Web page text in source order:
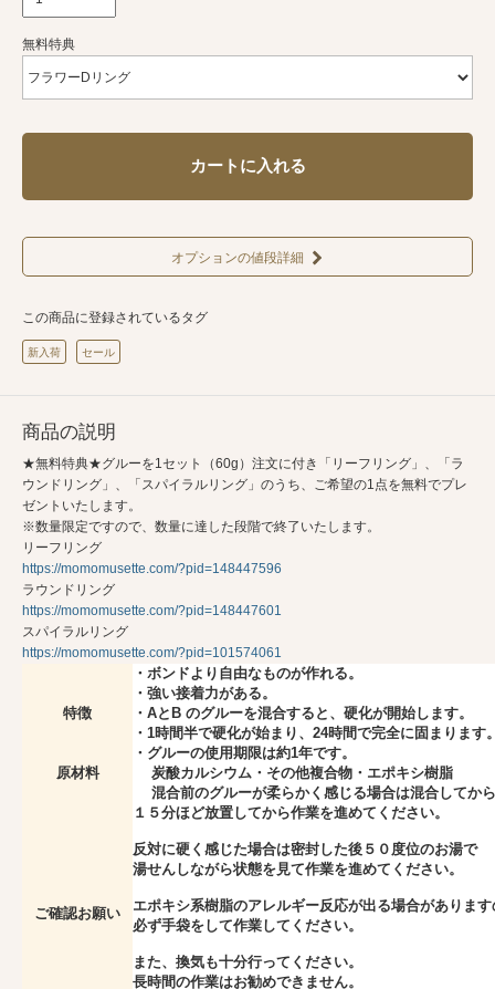
無料特典
カートに入れる
オプションの値段詳細
この商品に登録されているタグ
新入荷 セール
商品の説明
★無料特典★グルーを1セット（60g）注文に付き「リーフリング」、「ラ
ウンドリング」、「スパイラルリング」のうち、ご希望の1点を無料でプレ
ゼントいたします。
※数量限定ですので、数量に達した段階で終了いたします。
リーフリング
https://momomusette.com/?pid=148447596
ラウンドリング
https://momomusette.com/?pid=148447601
スパイラルリング
https://momomusette.com/?pid=101574061
特徴
・ボンドより自由なものが作れる。
・強い接着力がある。
・AとB のグルーを混合すると、硬化が開始します。
・1時間半で硬化が始まり、24時間で完全に固まります
・グルーの使用期限は約1年です。
原材料
炭酸カルシウム・その他複合物・エポキシ樹脂
ご確認お願い
混合前のグルーが柔らかく感じる場合は混合してから
１５分ほど放置してから作業を進めてください。
反対に硬く感じた場合は密封した後５０度位のお湯で
湯せんしながら状態を見て作業を進めてください。
エポキシ系樹脂のアレルギー反応が出る場合があります
必ず手袋をして作業してください。
また、換気も十分行ってください。
長時間の作業はお勧めできません。